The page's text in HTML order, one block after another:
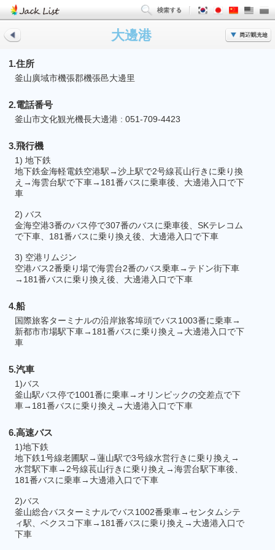
大邊港
1.住所
釜山廣域市機張郡機張邑大邊里
2.電話番号
釜山市文化観光機長大邊港 : 051-709-4423
3.飛行機
1) 地下鉄
地下鉄金海軽電鉄空港駅→沙上駅で2号線萇山行きに乗り換
え→海雲台駅で下車→181番バスに乗車後、大邊港入口で下
車
2) バス
金海空港3番のバス停で307番のバスに乗車後、SKテレコム
で下車、181番バスに乗り換え後、大邊港入口で下車
3) 空港リムジン
空港バス2番乗り場で海雲台2番のバス乗車→テドン街下車
→181番バスに乗り換え後、大邊港入口で下車
4.船
国際旅客ターミナルの沿岸旅客埠頭でバス1003番に乗車→
新都市市場駅下車→181番バスに乗り換え→大邊港入口で下
車
5.汽車
1)バス
釜山駅バス停で1001番に乗車→オリンピックの交差点で下
車→181番バスに乗り換え→大邊港入口で下車
6.高速バス
1)地下鉄
地下鉄1号線老圃駅→蓮山駅で3号線水営行きに乗り換え→
水営駅下車→2号線萇山行きに乗り換え→海雲台駅下車後、
181番バスに乗車→大邊港入口で下車
2)バス
釜山総合バスターミナルでバス1002番乗車→センタムシテ
ィ駅、ベクスコ下車→181番バスに乗り換え→大邊港入口で
下車